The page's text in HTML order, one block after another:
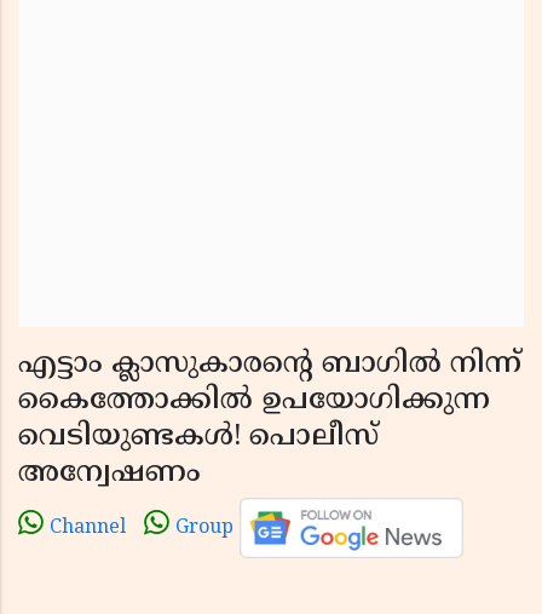
എട്ടാം ക്ലാസുകാരന്റെ ബാഗിൽ നിന്ന്
കൈത്തോക്കിൽ ഉപയോഗിക്കുന്ന
വെടിയുണ്ടകൾ! പൊലീസ്
അന്വേഷണം
Channel Group